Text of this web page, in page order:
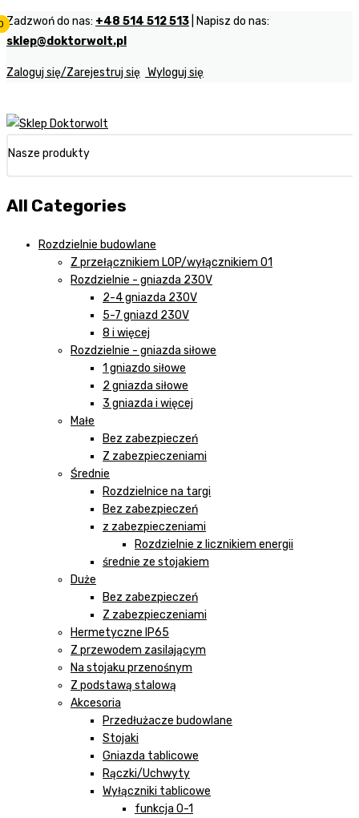
Zadzwoń do nas: +48 514 512 513 | Napisz do nas:
sklep@doktorwolt.pl
Zaloguj się/Zarejestruj się Wyloguj się
Nasze produkty
All Categories
Rozdzielnie budowlane
Z przełącznikiem LOP/wyłącznikiem 01
Rozdzielnie - gniazda 230V
2-4 gniazda 230V
5-7 gniazd 230V
8 i więcej
Rozdzielnie - gniazda siłowe
1 gniazdo siłowe
2 gniazda siłowe
3 gniazda i więcej
Małe
Bez zabezpieczeń
Z zabezpieczeniami
Średnie
Rozdzielnice na targi
Bez zabezpieczeń
z zabezpieczeniami
Rozdzielnie z licznikiem energii
średnie ze stojakiem
Duże
Bez zabezpieczeń
Z zabezpieczeniami
Hermetyczne IP65
Z przewodem zasilającym
Na stojaku przenośnym
Z podstawą stalową
Akcesoria
Przedłużacze budowlane
Stojaki
Gniazda tablicowe
Rączki/Uchwyty
Wyłączniki tablicowe
funkcja 0-1